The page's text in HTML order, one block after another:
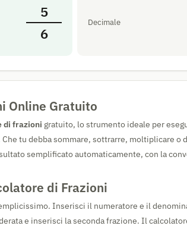
5
6
Decimale
Online Gratuito
di frazioni gratuito, lo strumento ideale per
tu debba sommare, sottrarre, moltiplicare o
semplificato automaticamente, con la
di Frazioni
Inserisci il numeratore e il
e inserisci la seconda frazione. Il